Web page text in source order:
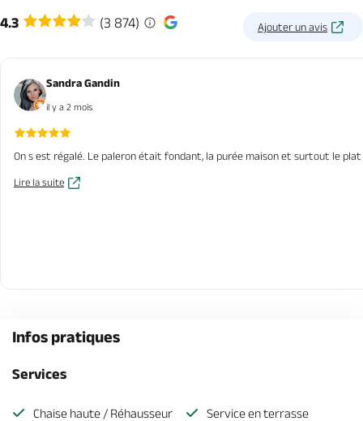
4.3 (3 874) Ajouter un avis
Sandra Gandin
il y a 2 mois
On s est régalé. Le paleron était fondant, la purée maison et surtout le
Lire la suite
Infos pratiques
Services
Chaise haute / Réhausseur Service en terrasse